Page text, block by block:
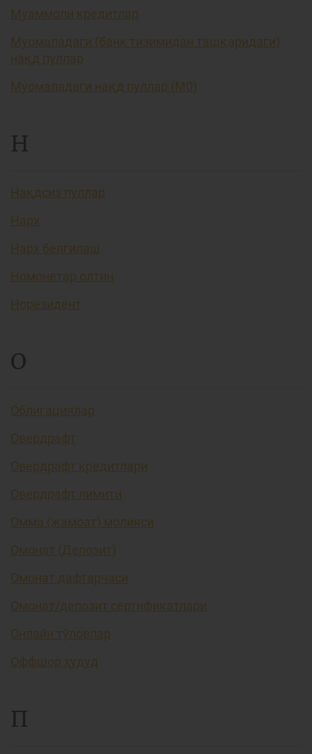
Муаммоли кредитлар
Муомаладаги (банк тизимидан ташқаридаги)
нақд пуллар
Муомаладаги нақд пуллар (М0)
Н
Нақдсиз пуллар
Нарх
Нарх белгилаш
Номонетар олтин
Норезидент
О
Облигациялар
Овердрафт
Овердрафт кредитлари
Овердрафт лимити
Омма (жамоат) молияси
Омонат (Депозит)
Омонат дафтарчаси
Омонат/депозит сертификатлари
Онлайн тўловлар
Оффшор ҳудуд
П